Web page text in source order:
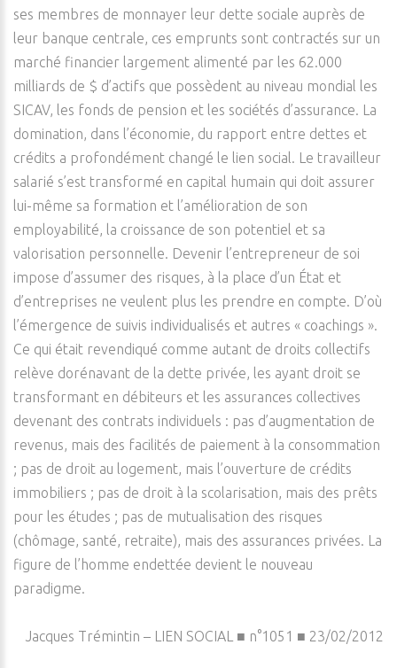
ses membres de monnayer leur dette sociale auprès de
leur banque centrale, ces emprunts sont contractés sur un
marché financier largement alimenté par les 62.000
milliards de $ d’actifs que possèdent au niveau mondial les
SICAV, les fonds de pension et les sociétés d’assurance. La
domination, dans l’économie, du rapport entre dettes et
crédits a profondément changé le lien social. Le travailleur
salarié s’est transformé en capital humain qui doit assurer
lui-même sa formation et l’amélioration de son
employabilité, la croissance de son potentiel et sa
valorisation personnelle. Devenir l’entrepreneur de soi
impose d’assumer des risques, à la place d’un État et
d’entreprises ne veulent plus les prendre en compte. D’où
l’émergence de suivis individualisés et autres « coachings ».
Ce qui était revendiqué comme autant de droits collectifs
relève dorénavant de la dette privée, les ayant droit se
transformant en débiteurs et les assurances collectives
devenant des contrats individuels : pas d’augmentation de
revenus, mais des facilités de paiement à la consommation
; pas de droit au logement, mais l’ouverture de crédits
immobiliers ; pas de droit à la scolarisation, mais des prêts
pour les études ; pas de mutualisation des risques
(chômage, santé, retraite), mais des assurances privées. La
figure de l’homme endettée devient le nouveau
paradigme.
Jacques Trémintin – LIEN SOCIAL ■ n°1051 ■ 23/02/2012